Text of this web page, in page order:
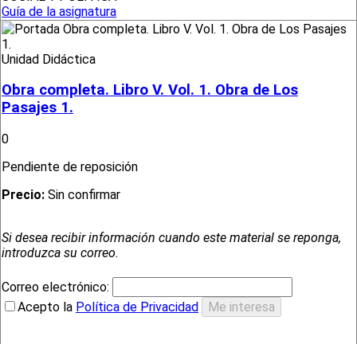
Guía de la asignatura
Unidad Didáctica
Obra completa. Libro V. Vol. 1. Obra de Los
Pasajes 1.
0
Pendiente de reposición
Precio: Sin confirmar
Si desea recibir información cuando este material se reponga,
introduzca su correo.
Correo electrónico:
Acepto la Política de Privacidad